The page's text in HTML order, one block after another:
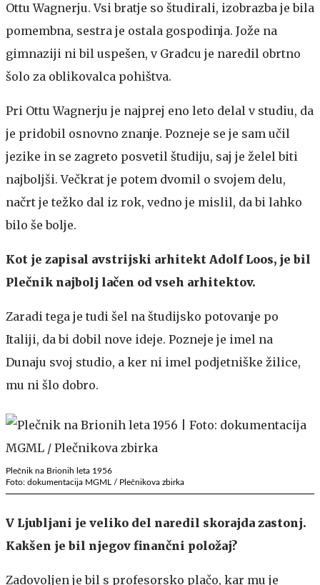
Ottu Wagnerju. Vsi bratje so študirali, izobrazba je bila
pomembna, sestra je ostala gospodinja. Jože na
gimnaziji ni bil uspešen, v Gradcu je naredil obrtno
šolo za oblikovalca pohištva.
Pri Ottu Wagnerju je najprej eno leto delal v studiu, da
je pridobil osnovno znanje. Pozneje se je sam učil
jezike in se zagreto posvetil študiju, saj je želel biti
najboljši. Večkrat je potem dvomil o svojem delu,
načrt je težko dal iz rok, vedno je mislil, da bi lahko
bilo še bolje.
Kot je zapisal avstrijski arhitekt Adolf Loos, je bil
Plečnik najbolj lačen od vseh arhitektov.
Zaradi tega je tudi šel na študijsko potovanje po
Italiji, da bi dobil nove ideje. Pozneje je imel na
Dunaju svoj studio, a ker ni imel podjetniške žilice,
mu ni šlo dobro.
Plečnik na Brionih leta 1956
Foto: dokumentacija MGML / Plečnikova zbirka
V Ljubljani je veliko del naredil skorajda zastonj.
Kakšen je bil njegov finančni položaj?
Zadovoljen je bil s profesorsko plačo, kar mu je